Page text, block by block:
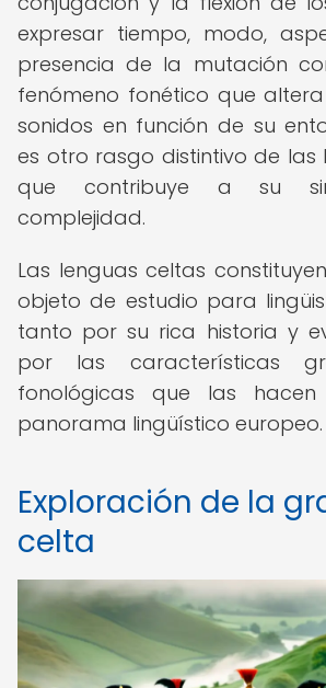
expresar tiempo, modo,
presencia de la mutación
fenómeno fonético que
sonidos en función de su
es otro rasgo distintivo de las
que contribuye a su
complejidad.
Las lenguas celtas
objeto de estudio para
tanto por su rica historia y
por las características
fonológicas que las
panorama lingüístico europeo.
Exploración de la
celta